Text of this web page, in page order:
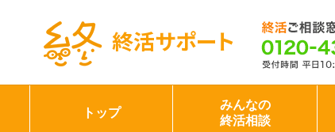
終活サポート
トップ
みんなの
終活相談